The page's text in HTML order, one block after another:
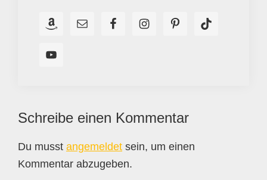
Leser-
Interaktionen
Schreibe einen Kommentar
Du musst angemeldet sein, um einen
Kommentar abzugeben.